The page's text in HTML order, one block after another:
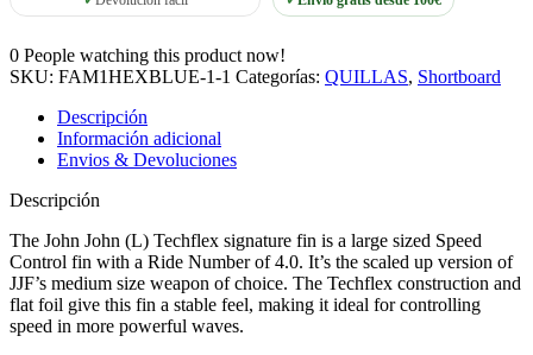
0 People watching this product now!
SKU: FAM1HEXBLUE-1-1 Categorías: QUILLAS, Shortboard
Descripción
Información adicional
Envios & Devoluciones
Descripción
The John John (L) Techflex signature fin is a large sized Speed
Control fin with a Ride Number of 4.0. It’s the scaled up version of
JJF’s medium size weapon of choice. The Techflex construction and
flat foil give this fin a stable feel, making it ideal for controlling
speed in more powerful waves.